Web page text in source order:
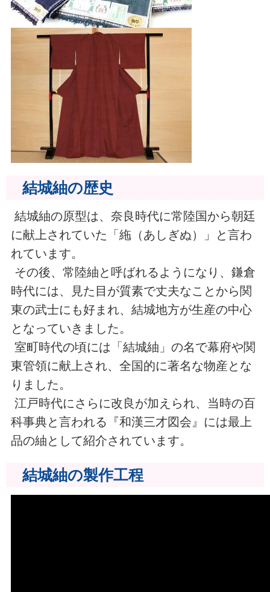
結城紬の歴史
結城紬の原型は、奈良時代に常陸国から朝廷
に献上されていた「絁（あしぎぬ）」と言わ
れています。
その後、常陸紬と呼ばれるようになり、鎌倉
時代には、見た目が質素で丈夫なことから関
東の武士にも好まれ、結城地方が生産の中心
となっていきました。
室町時代の頃には「結城紬」の名で幕府や関
東管領に献上され、全国的に著名な物産とな
りました。
江戸時代にさらに改良が加えられ、当時の百
科事典と言われる『和漢三才図会』には最上
品の紬として紹介されています。
結城紬の製作工程